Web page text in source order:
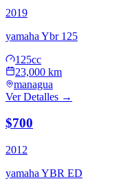
2019
yamaha Ybr 125
125cc
23,000 km
managua
Ver Detalles →
$700
2012
yamaha YBR ED